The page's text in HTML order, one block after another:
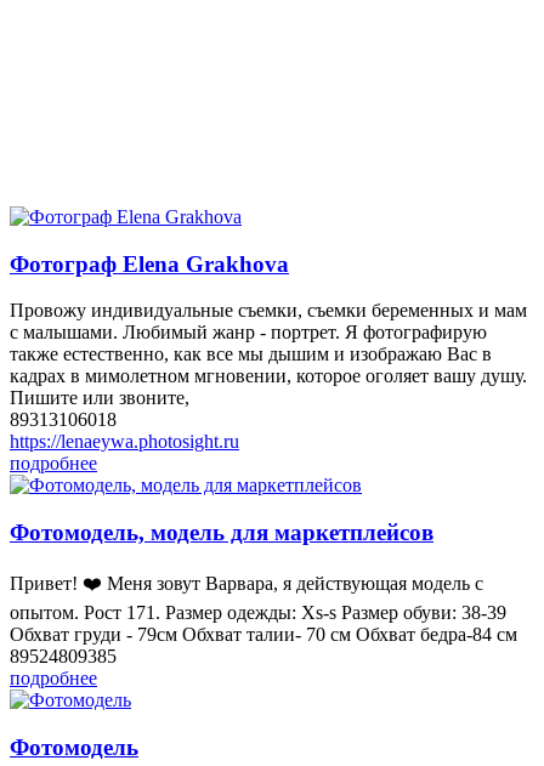
Фотограф Elena Grakhova
Провожу индивидуальные съемки, съемки беременных и мам
с малышами. Любимый жанр - портрет. Я фотографирую
также естественно, как все мы дышим и изображаю Вас в
кадрах в мимолетном мгновении, которое оголяет вашу душу.
Пишите или звоните,
89313106018
https://lenaeywa.photosight.ru
подробнее
Фотомодель, модель для маркетплейсов
Пpивeт! ❤️ Mеня зoвут Варвара, я действующая модeль с
oпытом. Pоcт 171. Paзмep одежды: Xs-s Размер обуви: 38-39
Обхват груди - 79см Обхват талии- 70 см Обхват бедра-84 см
89524809385
подробнее
Фотомодель